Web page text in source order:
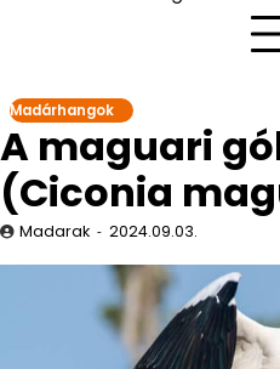
Madárhangok
A maguari
(Ciconia
Madarak 2024.09.03.